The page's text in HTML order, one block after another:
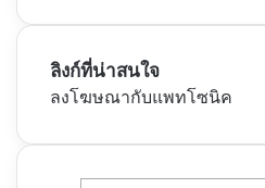
ลิงก์ที่น่าสนใจ
ลงโฆษณากับแพทโซนิค